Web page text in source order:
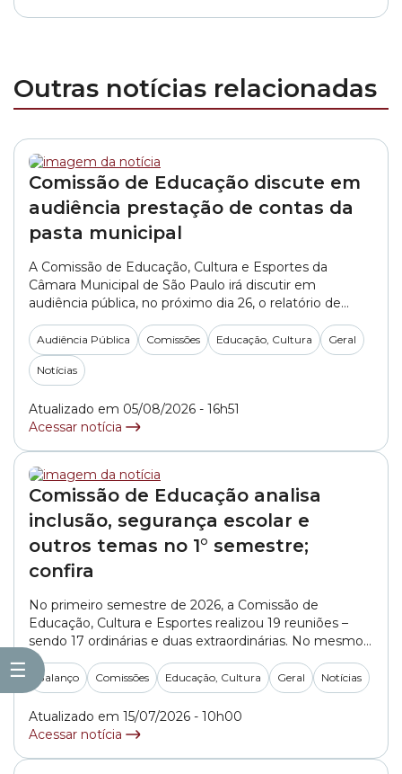
☰
Outras notícias relacionadas
Comissão de Educação discute em
audiência prestação de contas da
pasta municipal
A Comissão de Educação, Cultura e Esportes da
Câmara Municipal de São Paulo irá discutir em
audiência pública, no próximo dia 26, o relatório de
prestação de contas da Secretaria Municipal de
Educação referente aos meses de abril, maio e junho
de 2026. O debate está agendado para às 13h30, na
Audiência Pública Comissões Educação, Cultura Geral
Notícias
Atualizado em 05/08/2026 - 16h51
Acessar notícia
Comissão de Educação analisa
inclusão, segurança escolar e
outros temas no 1° semestre;
confira
No primeiro semestre de 2026, a Comissão de
Educação, Cultura e Esportes realizou 19 reuniões –
sendo 17 ordinárias e duas extraordinárias. No mesmo
período foram seis audiências públicas, 175 pareceres
emitidos e 69 ofícios expedidos.(*) O colegiado é
responsável por avaliar propostas sobre o sistema
municipal de ensino, além de serviços, equipamentos
e programas... »
Balanço Comissões Educação, Cultura Geral Notícias
Atualizado em 15/07/2026 - 10h00
Acessar notícia